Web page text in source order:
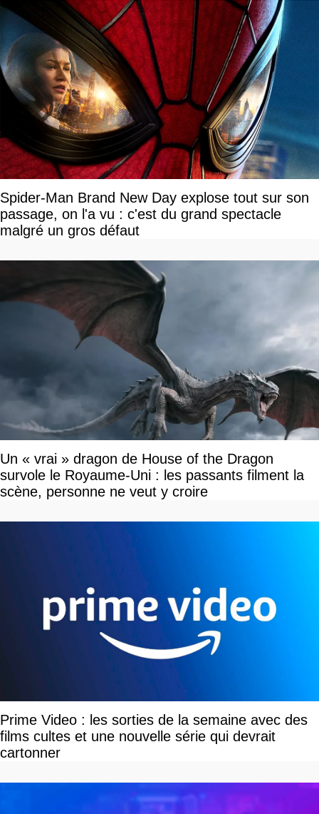
Spider-Man Brand New Day explose tout sur son
passage, on l'a vu : c'est du grand spectacle
malgré un gros défaut
Un « vrai » dragon de House of the Dragon
survole le Royaume-Uni : les passants filment la
scène, personne ne veut y croire
Prime Video : les sorties de la semaine avec des
films cultes et une nouvelle série qui devrait
cartonner